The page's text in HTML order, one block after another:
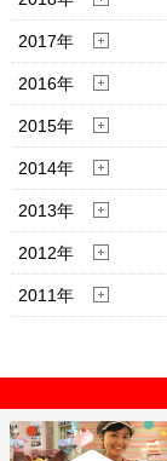
2017年
2016年
2015年
2014年
2013年
2012年
2011年